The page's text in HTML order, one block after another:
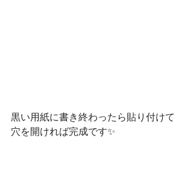
黒い用紙に書き終わったら貼り付けて
穴を開ければ完成です✨